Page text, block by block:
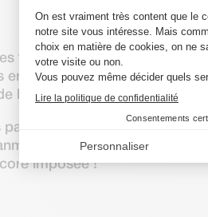
toutes les entreprises belges
en Belgique. Certaines
la TVA) ou encore les
particuliers) ne sont pas
rien n’empêche
imposée !